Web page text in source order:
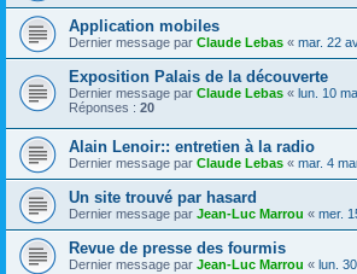
Application mobiles
Dernier message par Claude Lebas « mar. 22
Exposition Palais de la découverte
Dernier message par Claude Lebas « lun. 10
Réponses : 20
Alain Lenoir:: entretien à la radio
Dernier message par Claude Lebas « mar. 4
Un site trouvé par hasard
Dernier message par Jean-Luc Marrou « mer.
Revue de presse des fourmis
Dernier message par Jean-Luc Marrou « lun.